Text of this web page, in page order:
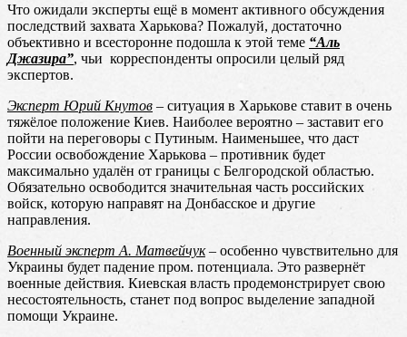
Что ожидали эксперты ещё в момент активного обсуждения
последствий захвата Харькова? Пожалуй, достаточно
объективно и всесторонне подошла к этой теме “Аль
Джазира”, чьи корреспонденты опросили целый ряд
экспертов.
Эксперт Юрий Кнутов – ситуация в Харькове ставит в очень
тяжёлое положение Киев. Наиболее вероятно – заставит его
пойти на переговоры с Путиным. Наименьшее, что даст
России освобождение Харькова – противник будет
максимально удалён от границы с Белгородской областью.
Обязательно освободится значительная часть российских
войск, которую направят на Донбасское и другие
направления.
Военный эксперт А. Матвейчук– особенно чувствительно для
Украины будет падение пром. потенциала. Это развернёт
военные действия. Киевская власть продемонстрирует свою
несостоятельность, станет под вопрос выделение западной
помощи Украине.